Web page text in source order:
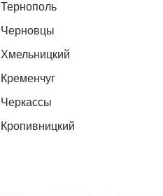
Тернополь
Черновцы
Хмельницкий
Кременчуг
Черкассы
Кропивницкий